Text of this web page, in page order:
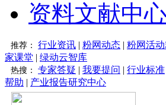
资料文献中
推荐： 行业资讯 | 粉网动态 | 粉网活
家课堂 | 绿动云智库
热搜： 专家答疑 | 我要提问 | 行业标准
帮助 | 产业报告研究中心